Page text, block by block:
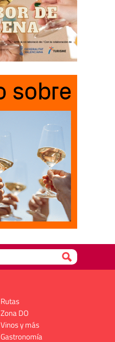
Rutas
Zona DO
Vinos y más
Gastronomía